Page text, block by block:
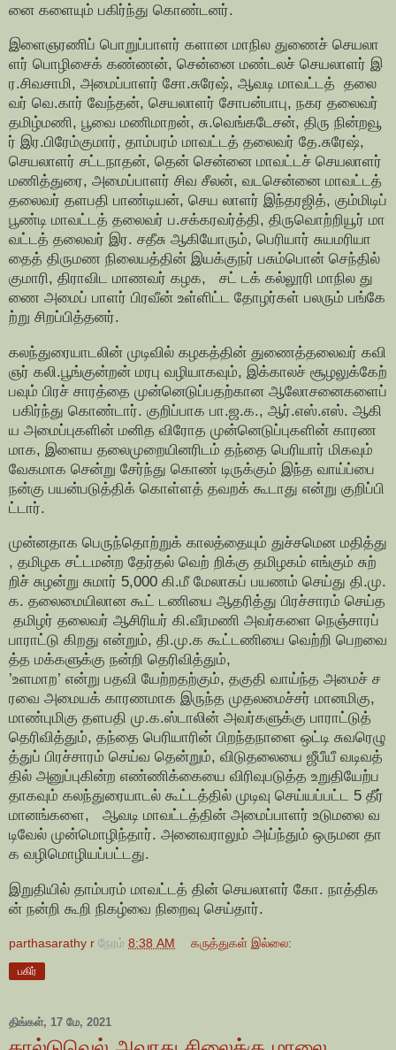
னை களையும் பகிர்ந்து கொண்டனர்.
இளைஞரணிப் பொறுப்பாளர் களான மாநில துணைச் செயலா
ளர் பொழிசைக் கண்ணன், சென்னை மண்டலச் செயலாளர் இ
ர.சிவசாமி, அமைப்பாளர் சோ.சுரேஷ், ஆவடி மாவட்டத் தலை
வர் வெ.கார் வேந்தன், செயலாளர் சோபன்பாபு, நகர தலைவர்
தமிழ்மணி, பூவை மணிமாறன், சு.வெங்கடேசன், திரு நின்றவூ
ர் இர.பிரேம்குமார், தாம்பரம் மாவட்டத் தலைவர் தே.சுரேஷ்,
செயலாளர் சட்டநாதன், தென் சென்னை மாவட்டச் செயலாளர்
மணித்துரை, அமைப்பாளர் சிவ சீலன், வடசென்னை மாவட்டத்
தலைவர் தளபதி பாண்டியன், செய லாளர் இந்தரஜித், கும்மிடிப்
பூண்டி மாவட்டத் தலைவர் ப.சக்கரவர்த்தி, திருவொற்றியூர் மா
வட்டத் தலைவர் இர. சதீசு ஆகியோரும், பெரியார் சுயமரியா
தைத் திருமண நிலையத்தின் இயக்குநர் பசும்பொன் செந்தில்
குமாரி, திராவிட மாணவர் கழக, சட் டக் கல்லூரி மாநில து
ணை அமைப் பாளர் பிரவீன் உள்ளிட்ட தோழர்கள் பலரும் பங்கே
ற்று சிறப்பித்தனர்.
கலந்துரையாடலின் முடிவில் கழகத்தின் துணைத்தலைவர் கவி
ஞர் கலி.பூங்குன்றன் மரபு வழியாகவும், இக்காலச் சூழலுக்கேற்
பவும் பிரச் சாரத்தை முன்னெடுப்பதற்கான ஆலோசனைகளைப்
பகிர்ந்து கொண்டார். குறிப்பாக பா.ஜ.க., ஆர்.எஸ்.எஸ். ஆகி
ய அமைப்புகளின் மனித விரோத முன்னெடுப்புகளின் காரண
மாக, இளைய தலைமுறையினரிடம் தந்தை பெரியார் மிகவும்
வேகமாக சென்று சேர்ந்து கொண் டிருக்கும் இந்த வாய்ப்பை
நன்கு பயன்படுத்திக் கொள்ளத் தவறக் கூடாது என்று குறிப்பி
ட்டார்.
முன்னதாக பெருந்தொற்றுக் காலத்தையும் துச்சமென மதித்து
, தமிழக சட்டமன்ற தேர்தல் வெற் றிக்கு தமிழகம் எங்கும் சுற்
றிச் சுழன்று சுமார் 5,000 கி.மீ மேலாகப் பயணம் செய்து தி.மு.
க. தலைமையிலான கூட் டணியை ஆதரித்து பிரச்சாரம் செய்த
தமிழர் தலைவர் ஆசிரியர் கி.வீரமணி அவர்களை நெஞ்சாரப்
பாராட்டு கிறது என்றும், தி.மு.க கூட்டணியை வெற்றி பெறவை
த்த மக்களுக்கு நன்றி தெரிவித்தும்,
’உளமாற’ என்று பதவி யேற்றதற்கும், தகுதி வாய்ந்த அமைச் ச
ரவை அமையக் காரணமாக இருந்த முதலமைச்சர் மானமிகு,
மாண்புமிகு தளபதி மு.க.ஸ்டாலின் அவர்களுக்கு பாராட்டுத்
தெரிவித்தும், தந்தை பெரியாரின் பிறந்தநாளை ஒட்டி சுவரெழு
த்துப் பிரச்சாரம் செய்வ தென்றும், விடுதலையை ஜீபீயீ வடிவத்
தில் அனுப்புகின்ற எண்ணிக்கையை விரிவுபடுத்த உறுதியேற்ப
தாகவும் கலந்துரையாடல் கூட்டத்தில் முடிவு செய்யப்பட்ட 5 தீர்
மானங்களை, ஆவடி மாவட்டத்தின் அமைப்பாளர் உடுமலை வ
டிவேல் முன்மொழிந்தார். அனைவராலும் அய்ந்தும் ஒருமன தா
க வழிமொழியப்பட்டது.
இறுதியில் தாம்பரம் மாவட்டத் தின் செயலாளர் கோ. நாத்திக
ன் நன்றி கூறி நிகழ்வை நிறைவு செய்தார்.
parthasarathy r நேரம் 8:38 AM கருத்துகள் இல்லை:
பகிர்
திங்கள், 17 மே, 2021